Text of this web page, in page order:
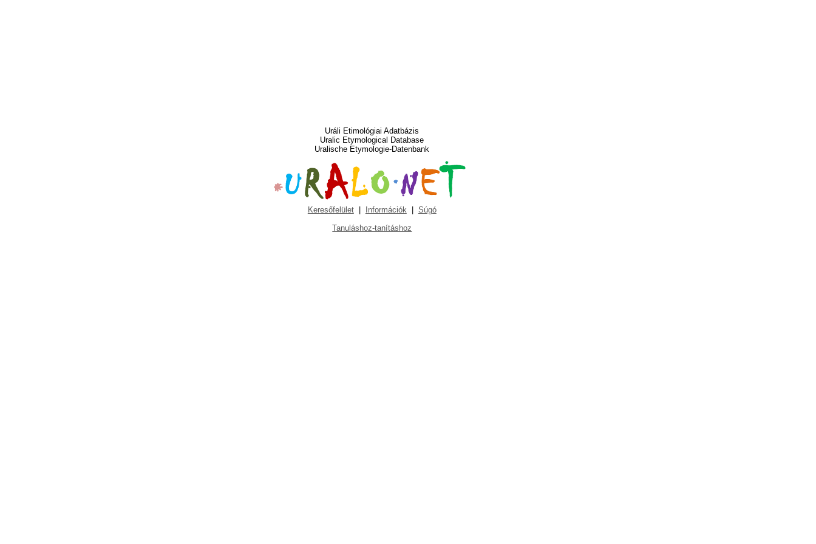
Uráli Etimológiai Adatbázis
Uralic Etymological Database
Uralische Etymologie-Datenbank
Keresőfelület| Információk| Súgó
Tanuláshoz-tanításhoz